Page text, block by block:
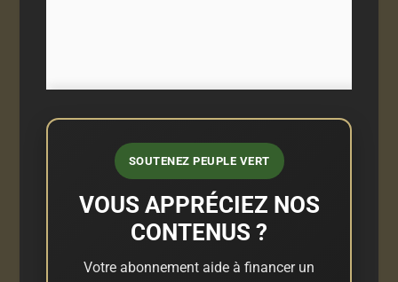
SOUTENEZ PEUPLE VERT
VOUS APPRÉCIEZ NOS
CONTENUS ?
Votre abonnement aide à financer un